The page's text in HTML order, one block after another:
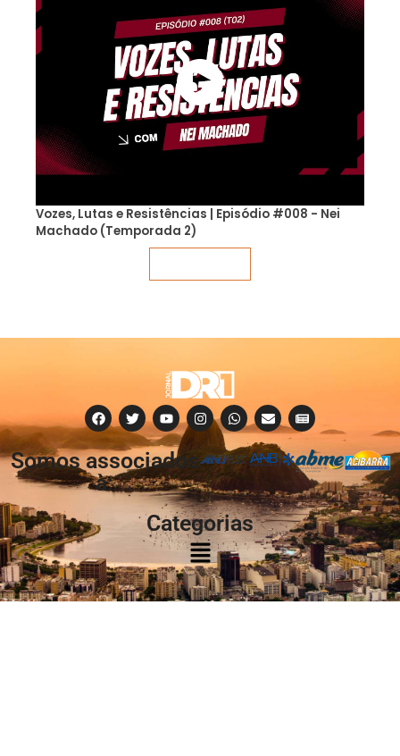
Vozes, Lutas e Resistências | Episódio #008 - Nei
Machado (Temporada 2)
Somos associados
à:
Categorias